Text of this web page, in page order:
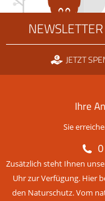
NEWSLETTER
JETZT
Ihre
Sie
Zusätzlich steht Ihnen
Uhr zur Verfügung. Hier
den Naturschutz. Vom